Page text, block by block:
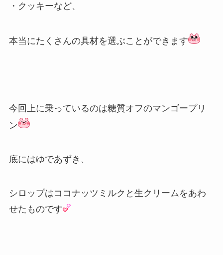
・クッキーなど、
本当にたくさんの具材を選ぶことができます
今回上に乗っているのは糖質オフのマンゴープリ
ン
底にはゆであずき、
シロップはココナッツミルクと生クリームをあわ
せたものです